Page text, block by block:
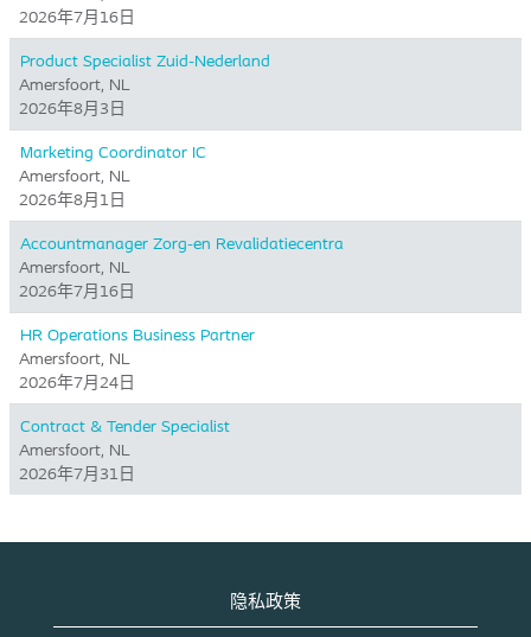
2026年7月16日
Product Specialist Zuid-Nederland
Amersfoort, NL
2026年8月3日
Marketing Coordinator IC
Amersfoort, NL
2026年8月1日
Accountmanager Zorg-en Revalidatiecentra
Amersfoort, NL
2026年7月16日
HR Operations Business Partner
Amersfoort, NL
2026年7月24日
Contract & Tender Specialist
Amersfoort, NL
2026年7月31日
隐私政策